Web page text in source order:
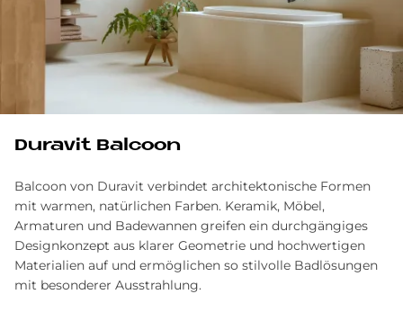
Du­ra­vit Bal­coon
Balcoon von Duravit verbindet architektonische Formen
mit warmen, natürlichen Farben. Keramik, Möbel,
Armaturen und Badewannen greifen ein durchgängiges
Designkonzept aus klarer Geometrie und hochwertigen
Materialien auf und ermöglichen so stilvolle Badlösungen
mit besonderer Ausstrahlung.